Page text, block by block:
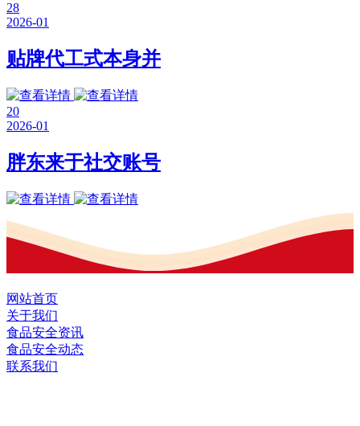
28
2026-01
贴牌代工式本身并
20
2026-01
胖东来于社交账号
网站首页
关于我们
食品安全资讯
食品安全动态
联系我们